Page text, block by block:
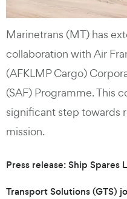
Marinetrans (MT) has
collaboration with Air
(AFKLMP Cargo)
(SAF) Programme. This
significant step towards
mission.
Press release: Ship Spares
Transport Solutions (GTS)